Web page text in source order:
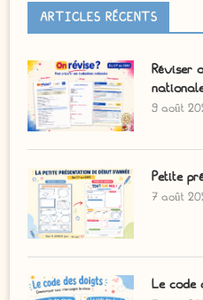
ARTICLES RÉCENTS
Réviser
9 août
Petite
7 août
Le code